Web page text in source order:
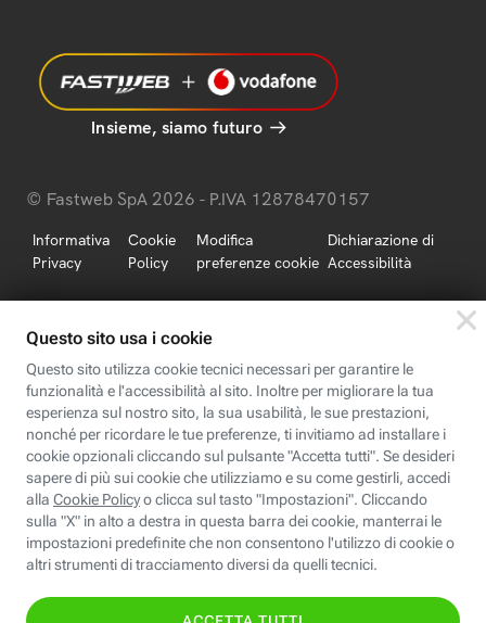
Insieme, siamo futuro
© Fastweb SpA 2026 - P.IVA 12878470157
Informativa
Privacy
Cookie
Policy
Modifica
preferenze cookie
Dichiarazione di
Accessibilità